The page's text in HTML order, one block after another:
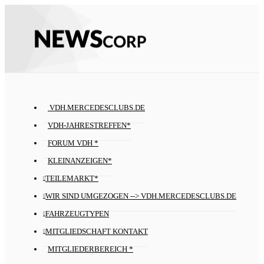
VDH.MERCEDESCLUBS.DE
VDH-JAHRESTREFFEN*
FORUM VDH *
KLEINANZEIGEN*
TEILEMARKT*
WIR SIND UMGEZOGEN --> VDH.MERCEDESCLUBS.DE
FAHRZEUGTYPEN
MITGLIEDSCHAFT KONTAKT
MITGLIEDERBEREICH *